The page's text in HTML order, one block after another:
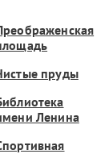
пруды
Ленина